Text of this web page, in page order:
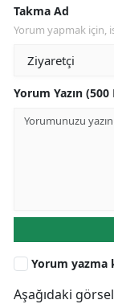
Takma Ad
Yorum yapmak için,
Yorum Yazın
Yorum yazma
Aşağıdaki